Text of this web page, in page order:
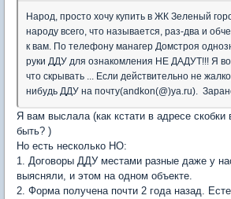
Народ, просто хочу купить в ЖК Зеленый
народу всего, что называется, раз-два и
к вам. По телефону манагер Домстроя
руки ДДУ для ознакомления НЕ ДАДУТ!!! Я
что скрывать ... Если действительно не
нибудь ДДУ на почту(andkon(@)ya.ru).
Я вам выслала (как кстати в адресе скобки
быть? )
Но есть несколько НО:
1. Договоры ДДУ местами разные даже у
выясняли, и этом на одном объекте.
2. Форма получена почти 2 года назад.